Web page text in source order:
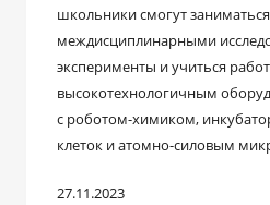
школьники смогут заниматься
междисциплинарными
эксперименты и учиться
высокотехнологичным
с роботом-химиком,
клеток и атомно-силовым
27.11.2023